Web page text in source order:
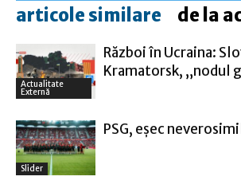
articole similare de la
Actualitate
Externă
Război în Ucraina:
Kramatorsk, „nodul
Slider
PSG, eşec